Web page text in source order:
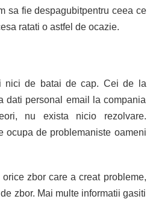
sa fie despagubitpentru ceea ce
ratati o astfel de ocazie.
nici de batai de cap. Cei de la
dati personal email la compania
nu exista nicio rezolvare.
ocupa de problemaniste oameni
zbor care a creat probleme,
zbor. Mai multe informatii gasiti